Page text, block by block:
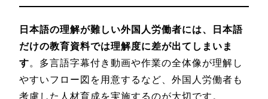
日本語の理解が難しい外国人労働者には、日本語
だけの教育資料では理解度に差が出てしまいま
す。多言語字幕付き動画や作業の全体像が理解し
やすいフロー図を用意するなど、外国人労働者も
考慮した人材育成を実施するのが大切です。